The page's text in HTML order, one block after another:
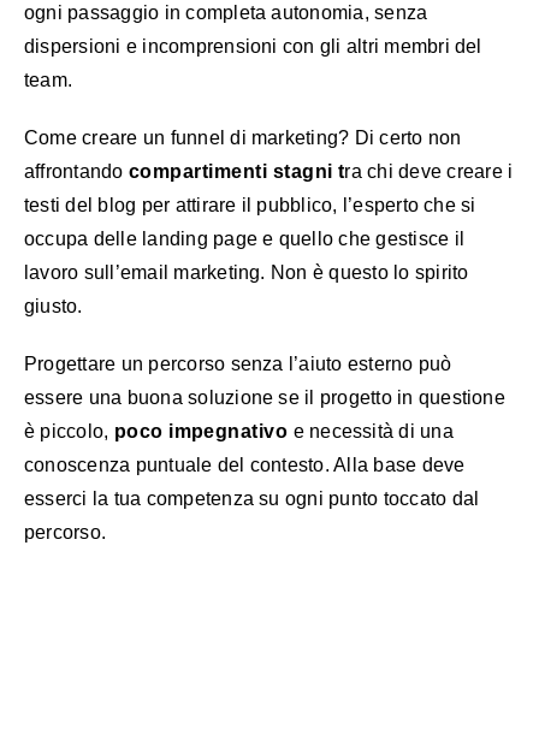
ogni passaggio in completa autonomia, senza
dispersioni e incomprensioni con gli altri membri del
team.
Come creare un funnel di marketing? Di certo non
affrontando compartimenti stagni tra chi deve creare i
testi del blog per attirare il pubblico, l’esperto che si
occupa delle landing page e quello che gestisce il
lavoro sull’email marketing. Non è questo lo spirito
giusto.
Progettare un percorso senza l’aiuto esterno può
essere una buona soluzione se il progetto in questione
è piccolo, poco impegnativo e necessità di una
conoscenza puntuale del contesto. Alla base deve
esserci la tua competenza su ogni punto toccato dal
percorso.